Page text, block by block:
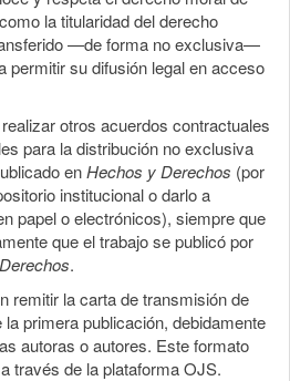
la titularidad del derecho
—de forma no exclusiva—
permitir su difusión legal en acceso
otros acuerdos contractuales
para la distribución no exclusiva
enHechos y Derechos (por
institucional o darlo a
papel o electrónicos), siempre que
que el trabajo se publicó por
.
remitir la carta de transmisión de
primera publicación, debidamente
autoras o autores. Este formato
través de la plataforma OJS.